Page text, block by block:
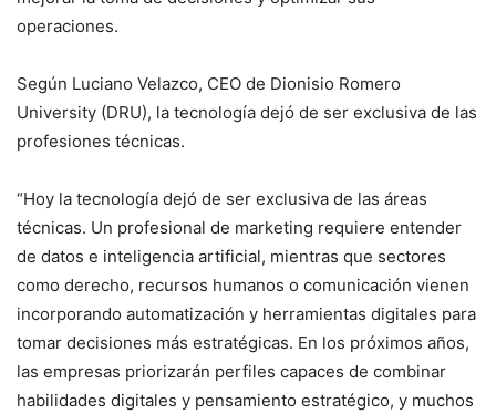
operaciones.
Según Luciano Velazco, CEO de Dionisio Romero
University (DRU), la tecnología dejó de ser exclusiva de las
profesiones técnicas.
“Hoy la tecnología dejó de ser exclusiva de las áreas
técnicas. Un profesional de marketing requiere entender
de datos e inteligencia artificial, mientras que sectores
como derecho, recursos humanos o comunicación vienen
incorporando automatización y herramientas digitales para
tomar decisiones más estratégicas. En los próximos años,
las empresas priorizarán perfiles capaces de combinar
habilidades digitales y pensamiento estratégico, y muchos